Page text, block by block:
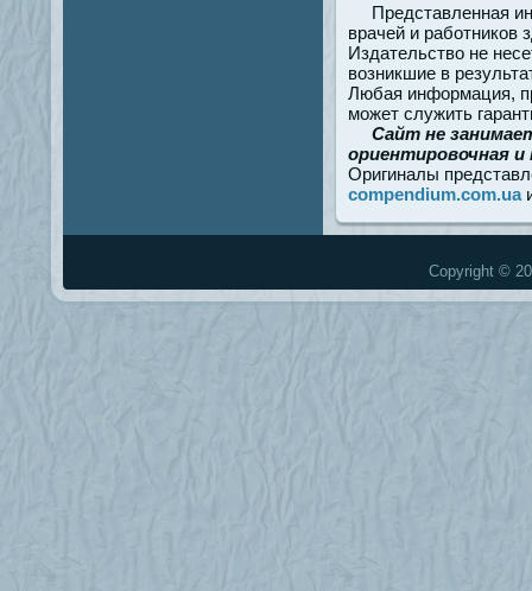
Представленная
врачей и работников
Издательство не
возникшие в
Любая информация,
может служить
Сайт не
ориентировочная
Оригиналы
compendium.com.ua
Copyright ©